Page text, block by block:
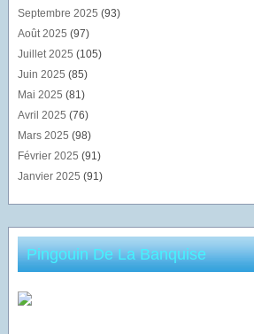
Septembre 2025 (93)
Août 2025 (97)
Juillet 2025 (105)
Juin 2025 (85)
Mai 2025 (81)
Avril 2025 (76)
Mars 2025 (98)
Février 2025 (91)
Janvier 2025 (91)
Pingouin De La Banquise